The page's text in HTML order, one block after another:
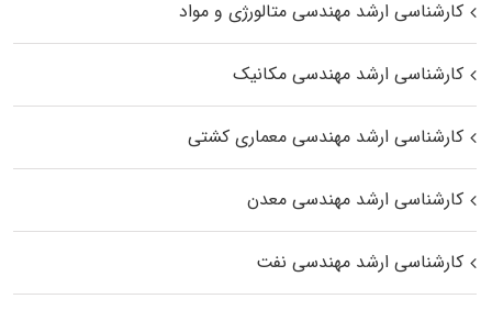
کارشناسی ارشد مهندسی متالورژی و مواد
کارشناسی ارشد مهندسی مکانیک
کارشناسی ارشد مهندسی معماری کشتی
کارشناسی ارشد مهندسی معدن
کارشناسی ارشد مهندسی نفت